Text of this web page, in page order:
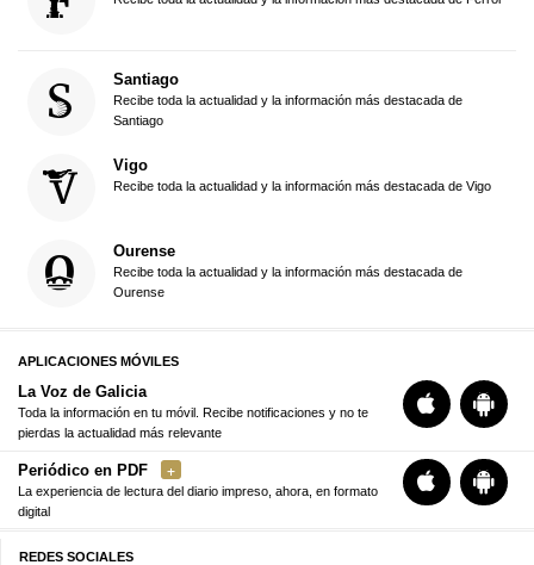
Santiago
Recibe toda la actualidad y la información más destacada de
Santiago
Vigo
Recibe toda la actualidad y la información más destacada de Vigo
Ourense
Recibe toda la actualidad y la información más destacada de
Ourense
APLICACIONES MÓVILES
La Voz de Galicia
Toda la información en tu móvil. Recibe notificaciones y no te
pierdas la actualidad más relevante
Periódico en PDF
La experiencia de lectura del diario impreso, ahora, en formato
digital
REDES SOCIALES